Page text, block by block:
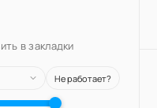
в закладки
Не работает?